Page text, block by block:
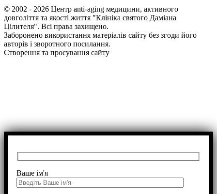
© 2002 - 2026 Центр anti-aging медицини, активного
довголіття та якості життя "Клініка святого Даміана
Цілителя". Всі права захищено.
Заборонено використання матеріалів сайту без згоди його
авторів і зворотного посилання.
Створення та просування сайту
Ваше ім'я